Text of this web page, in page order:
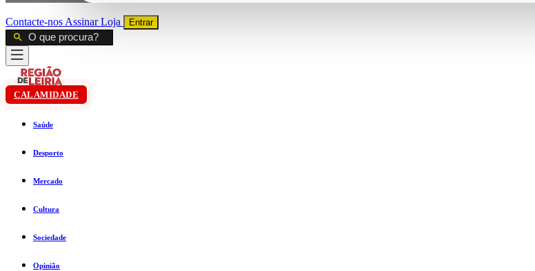
Contacte-nos AssinarLoja Entrar
CALAMIDADE
Saúde
Desporto
Mercado
Cultura
Sociedade
Opinião